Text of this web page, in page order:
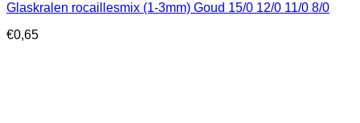
Glaskralen rocaillesmix (1-3mm) Goud 15/0 12/0 11/0 8/0
€0,65